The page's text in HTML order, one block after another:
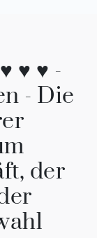
♥ ♥ -
- Die
der